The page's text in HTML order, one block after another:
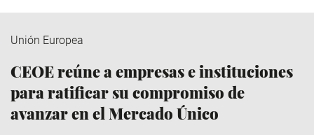
Unión Europea
CEOE reúne a empresas e instituciones
para ratificar su compromiso de
avanzar en el Mercado Único